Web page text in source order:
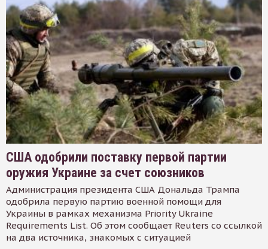
США одобрили поставку первой партии
оружия Украине за счет союзников
Администрация президента США Дональда Трампа
одобрила первую партию военной помощи для
Украины в рамках механизма Priority Ukraine
Requirements List. Об этом сообщает Reuters со ссылкой
на два источника, знакомых с ситуацией